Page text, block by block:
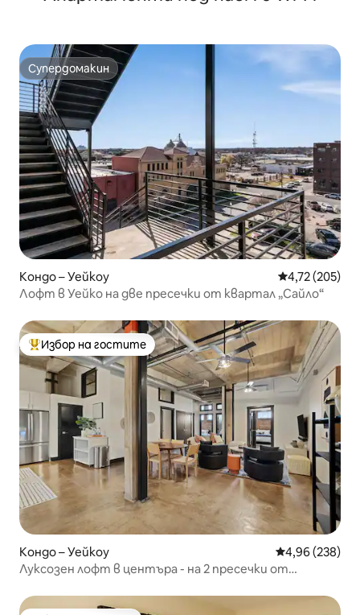
Супердомакин
Супердомакин
Кондо – Уейкоу Средна
4,72 (205)
Лофт в Уейко на две пресечки от квартал „Сайло“
Най-популярен избор на гостите
Избор на гостите
Кондо – Уейкоу Средна
4,96 (238)
Луксозен лофт в центъра - на 2 пресечки от